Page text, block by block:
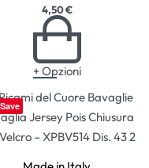
4,50€
+ Opzioni
Save